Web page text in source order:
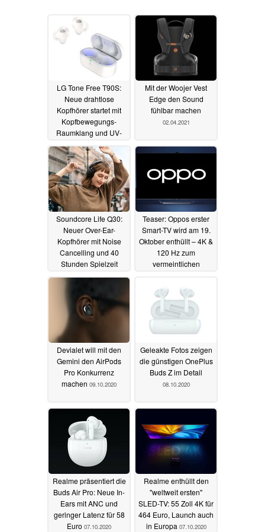
LG Tone Free T90S:
Neue drahtlose
Kopfhörer startet mit
Kopfbewegungs-
Raumklang und UV-
Desinfektion 26.11.2023
Mit der Woojer Vest
Edge den Sound
fühlbar machen
02.04.2021
Soundcore Life Q30:
Neuer Over-Ear-
Kopfhörer mit Noise
Cancelling und 40
Stunden Spielzeit
20.10.2020
Teaser: Oppos erster
Smart-TV wird am 19.
Oktober enthüllt – 4K &
120 Hz zum
vermeintlichen
Devialet will mit den
Gemini den AirPods
Pro Konkurrenz
machen 09.10.2020
Geleakte Fotos zeigen
die günstigen OnePlus
Buds Z im Detail
08.10.2020
Realme präsentiert die
Buds Air Pro: Neue In-
Ears mit ANC und
geringer Latenz für 58
Euro 07.10.2020
Realme enthüllt den
"weltweit ersten"
SLED-TV: 55 Zoll 4K für
464 Euro, Launch auch
in Europa 07.10.2020